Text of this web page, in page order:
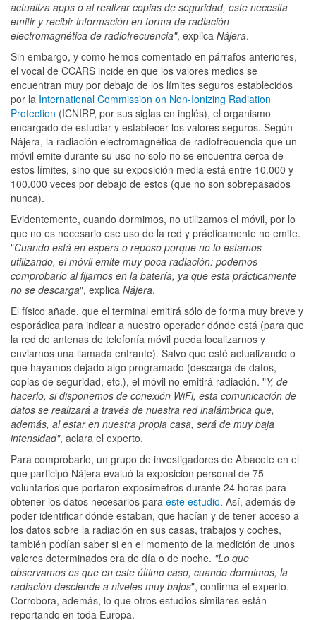
actualiza apps o al realizar copias de seguridad, este necesita
emitir y recibir información en forma de radiación
electromagnética de radiofrecuencia", explica Nájera.
Sin embargo, y como hemos comentado en párrafos anteriores,
el vocal de CCARS incide en que los valores medios se
encuentran muy por debajo de los límites seguros establecidos
por la International Commission on Non-Ionizing Radiation
Protection (ICNIRP, por sus siglas en inglés), el organismo
encargado de estudiar y establecer los valores seguros. Según
Nájera, la radiación electromagnética de radiofrecuencia que un
móvil emite durante su uso no solo no se encuentra cerca de
estos límites, sino que su exposición media está entre 10.000 y
100.000 veces por debajo de estos (que no son sobrepasados
nunca).
Evidentemente, cuando dormimos, no utilizamos el móvil, por lo
que no es necesario ese uso de la red y prácticamente no emite.
"Cuando está en espera o reposo porque no lo estamos
utilizando, el móvil emite muy poca radiación: podemos
comprobarlo al fijarnos en la batería, ya que esta prácticamente
no se descarga", explica Nájera.
El físico añade, que el terminal emitirá sólo de forma muy breve y
esporádica para indicar a nuestro operador dónde está (para que
la red de antenas de telefonía móvil pueda localizarnos y
enviarnos una llamada entrante). Salvo que esté actualizando o
que hayamos dejado algo programado (descarga de datos,
copias de seguridad, etc.), el móvil no emitirá radiación. "Y, de
hacerlo, si disponemos de conexión WiFi, esta comunicación de
datos se realizará a través de nuestra red inalámbrica que,
además, al estar en nuestra propia casa, será de muy baja
intensidad", aclara el experto.
Para comprobarlo, un grupo de investigadores de Albacete en el
que participó Nájera evaluó la exposición personal de 75
voluntarios que portaron exposímetros durante 24 horas para
obtener los datos necesarios para este estudio. Así, además de
poder identificar dónde estaban, que hacían y de tener acceso a
los datos sobre la radiación en sus casas, trabajos y coches,
también podían saber si en el momento de la medición de unos
valores determinados era de día o de noche. "Lo que
observamos es que en este último caso, cuando dormimos, la
radiación desciende a niveles muy bajos", confirma el experto.
Corrobora, además, lo que otros estudios similares están
reportando en toda Europa.